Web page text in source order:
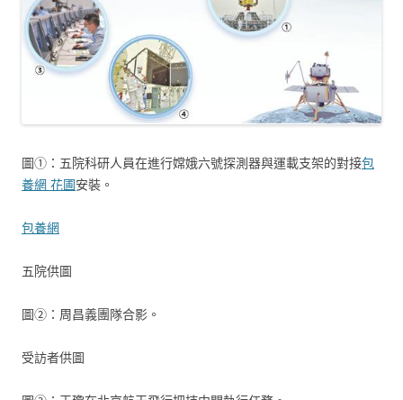
圖①：五院科研人員在進行嫦娥六號探測器與運載支架的對接包
養網 花圃安裝。
包養網
五院供圖
圖②：周昌義團隊合影。
受訪者供圖